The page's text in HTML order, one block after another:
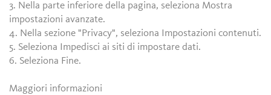
3. Nella parte inferiore della pagina, seleziona Mostra
impostazioni avanzate.
4. Nella sezione "Privacy", seleziona Impostazioni contenuti.
5. Seleziona Impedisci ai siti di impostare dati.
6. Seleziona Fine.
Maggiori informazioni